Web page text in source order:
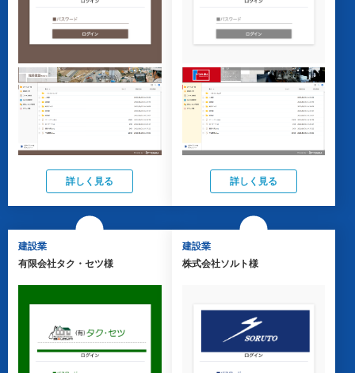
詳しく見る 詳しく見る
建設業
有限会社タク・セツ様
建設業
株式会社ソルト様